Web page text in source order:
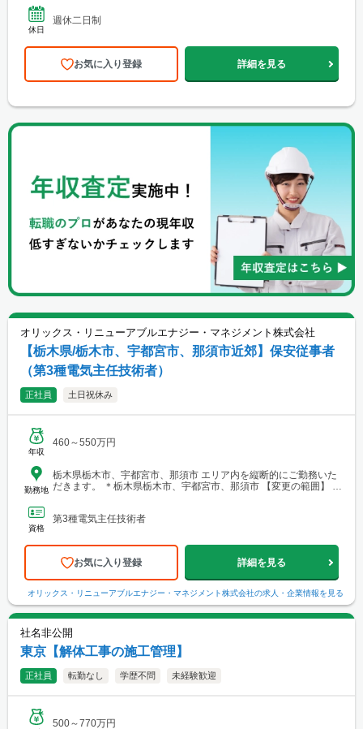
休日
週休二日制
お気に入り登録 詳細を見る
オリックス・リニューアブルエナジー・マネジメント株式会社
【栃木県/栃木市、宇都宮市、那須市近郊】保安従事者
（第3種電気主任技術者）
正社員 土日祝休み
年収
460～550万円
勤務地
栃木県栃木市、宇都宮市、那須市 エリア内を縦断的にご勤務いた
だきます。 ＊栃木県栃木市、宇都宮市、那須市 【変更の範囲】 ・
資格
第3種電気主任技術者
お気に入り登録 詳細を見る
オリックス・リニューアブルエナジー・マネジメント株式会社の求人・企業情報を見る
社名非公開
東京【解体工事の施工管理】
正社員 転勤なし 学歴不問 未経験歓迎
500～770万円